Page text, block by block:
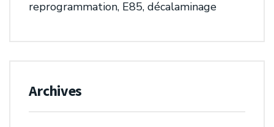
reprogrammation, E85, décalaminage
Archives